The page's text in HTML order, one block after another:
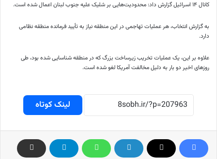
کانال ۱۴ اسرائیل گزارش داد: محدودیت‌هایی بر شلیک علیه جنوب لبنان اعمال شده است.
به گزارش انتخاب، هر عملیات تهاجمی در این منطقه نیاز به تأیید فرمانده منطقه نظامی
دارد.
علاوه بر این، یک عملیات تخریب زیرساخت بزرگ که در منطقه شناسایی شده بود، طی
روزهای اخیر دو بار به دلیل مخالفت آمریکا لغو شده است.
لینک کوتاه